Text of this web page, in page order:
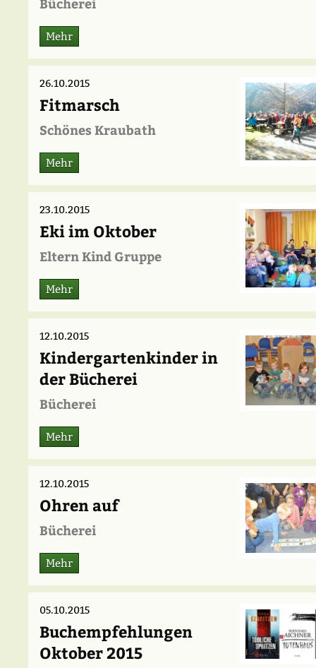
Mehr
26.10.2015
Fitmarsch
Schönes Kraubath
Mehr
23.10.2015
Eki im Oktober
Eltern Kind Gruppe
Mehr
12.10.2015
Kindergartenkinder in
der Bücherei
Bücherei
Mehr
12.10.2015
Ohren auf
Bücherei
Mehr
05.10.2015
Buchempfehlungen
Oktober 2015